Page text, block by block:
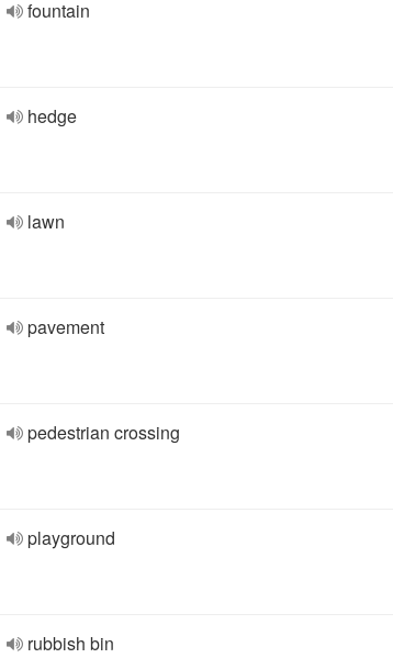
fountain
hedge
lawn
pavement
pedestrian crossing
playground
rubbish bin